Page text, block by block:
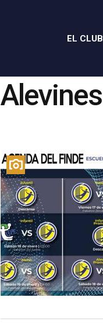
EL CLUB
Alevines